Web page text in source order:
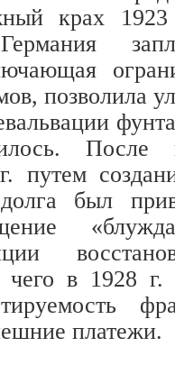
крах
позволила
путем
долга был
чего в 1928 г.
платежи.